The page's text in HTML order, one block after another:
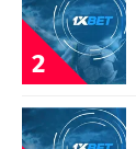
2